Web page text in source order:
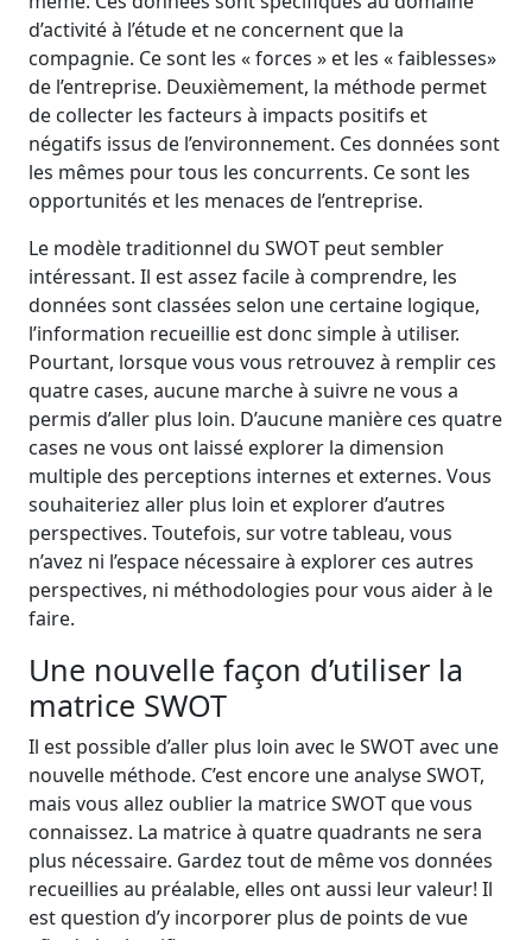
d’activité à l’étude et ne concernent que la
compagnie. Ce sont les « forces » et les « faiblesses»
de l’entreprise. Deuxièmement, la méthode permet
de collecter les facteurs à impacts positifs et
négatifs issus de l’environnement. Ces données sont
les mêmes pour tous les concurrents. Ce sont les
opportunités et les menaces de l’entreprise.
Le modèle traditionnel du SWOT peut sembler
intéressant. Il est assez facile à comprendre, les
données sont classées selon une certaine logique,
l’information recueillie est donc simple à utiliser.
Pourtant, lorsque vous vous retrouvez à remplir ces
quatre cases, aucune marche à suivre ne vous a
permis d’aller plus loin. D’aucune manière ces quatre
cases ne vous ont laissé explorer la dimension
multiple des perceptions internes et externes. Vous
souhaiteriez aller plus loin et explorer d’autres
perspectives. Toutefois, sur votre tableau, vous
n’avez ni l’espace nécessaire à explorer ces autres
perspectives, ni méthodologies pour vous aider à le
faire.
Une nouvelle façon d’utiliser la
matrice SWOT
Il est possible d’aller plus loin avec le SWOT avec une
nouvelle méthode. C’est encore une analyse SWOT,
mais vous allez oublier la matrice SWOT que vous
connaissez. La matrice à quatre quadrants ne sera
plus nécessaire. Gardez tout de même vos données
recueillies au préalable, elles ont aussi leur valeur! Il
est question d’y incorporer plus de points de vue